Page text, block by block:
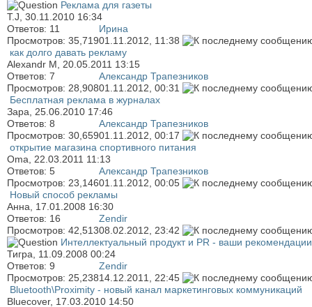
Реклама для газеты
T.J , 30.11.2010 16:34
Ответов: 11
Просмотров: 35,719
Иринa
01.11.2012, 11:38
как долго давать рекламу
Alexandr M , 20.05.2011 13:15
Ответов: 7
Просмотров: 28,908
Александр Трапезников
01.11.2012, 00:31
Бесплатная реклама в журналах
Зара , 25.06.2010 17:46
Ответов: 8
Просмотров: 30,659
Александр Трапезников
01.11.2012, 00:17
открытие магазина спортивного питания
Oma , 22.03.2011 11:13
Ответов: 5
Просмотров: 23,146
Александр Трапезников
01.11.2012, 00:05
Новый способ рекламы
Анна , 17.01.2008 16:30
Ответов: 16
Просмотров: 42,513
Zendir
08.02.2012, 23:42
Интеллектуальный продукт и PR - ваши
Тигра , 11.09.2008 00:24
Ответов: 9
Просмотров: 25,238
Zendir
14.12.2011, 22:45
Bluetooth\Proximity - новый канал маркетинговых коммуникаций
Bluecover, 17.03.2010 14:50